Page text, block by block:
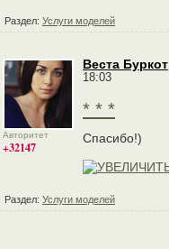
Раздел: Услуги моделей
Авторитет
+32147
Веста Буркот
18:03
* * *
Спасибо!)
Раздел: Услуги моделей